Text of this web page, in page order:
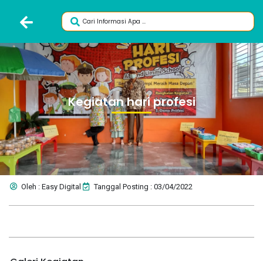
Kegiatan hari profesi
Oleh : Easy Digital Tanggal Posting : 03/04/2022